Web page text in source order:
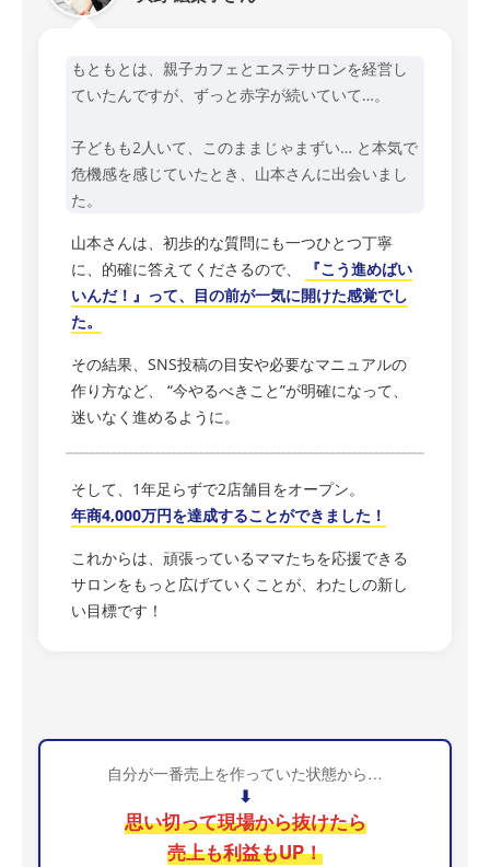
もともとは、親子カフェとエステサロンを経営し
ていたんですが、ずっと赤字が続いていて…。
子どもも2人いて、このままじゃまずい… と本気で
危機感を感じていたとき、山本さんに出会いまし
た。
山本さんは、初歩的な質問にも一つひとつ丁寧
に、的確に答えてくださるので、
『こう進めばい
いんだ！』って、目の前が一気に開けた感覚でし
た。
その結果、SNS投稿の目安や必要なマニュアルの
作り方など、 “今やるべきこと”が明確になって、
迷いなく進めるように。
そして、1年足らずで2店舗目をオープン。
年商4,000万円を達成することができました！
これからは、頑張っているママたちを応援できる
サロンをもっと広げていくことが、わたしの新し
い目標です！
自分が一番売上を作っていた状態から…
⬇
思い切って現場から抜けたら
売上も利益もUP！